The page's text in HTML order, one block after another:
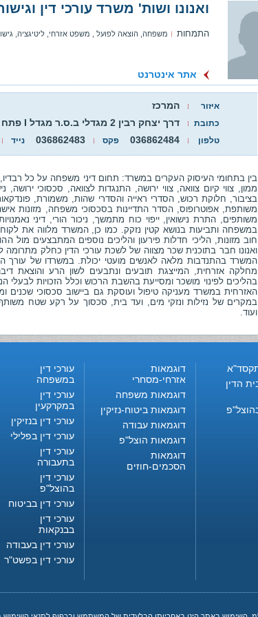
ואנונו ושות' משרד עורכי דין
התמחות משפחה, הוצאה לפועל , משפט אזרחי, ליטיגציה,
אתר אינטרנט
איזור המרכז
כתובת דרך יצחק רבין 2 מגדלי ב.ס.ר מגדל I פתח תקווה
טלפון 036862484 פקס נייד
בין בתחומי העיסוק העקרים במשרד: תחום דיני משפחה על כל רבדיו,
ממון, צווי קיום צוואה, צווי ירושה, התנגדות לצוואה, סכסוכי ירושה,
בציבור, חלוקת רכוש, הסדרי ראייה והסדרי שהות, משמורת,
משותפת, אפוטרופוס, הסדר התדיינות בסכסוכי משפחה, מזונות
משותפים, התרת נישואין, ייפוי כוח מתמשך, ניכור הורי, דיני
במשפחה ותביעות בנושא קטין נזקק. כמו כן, המשרד מלווה את
חוב מזונות, הליכי חדלות פירעון והליכים נוספים המתבצעים מול
ואנונו חבר בתוכנית שכר מצווה של לשכת עורכי הדין כחלק מתרומה
המשרד בהתנדבות מלאה לאנשים מועטי יכולת. במשרדו של עורך
מחלקה אזרחית, המייצגת תובעים ונתבעים לשון הרע והוצאת
בהליכים לפינוי מושכר ומסייעת בהשבת הרכוש וכלל הזכויות לבעלי
האזרחית במשרד מעניקה טיפול ועוסקת גם ביישוב סכסוכי שכנים
במקרים של נזילות ונזקי מים, ועד בית, סכסוך על רקע שטח
ועוד.
הדין
דוגמאות
אזרחי-מסחרי
דוגמאות משפחה
דוגמאות ביטוח-נזיקין
דוגמאות עבודה
דוגמאות הוצל"פ
דוגמאות
הסכמים-חוזים
עורכי דין
במשפחה
עורכי דין
במקרקעין
עורכי דין בנזיקין
עורכי דין בפלילי
עורכי דין
בתעבורה
עורכי דין
בהוצל"פ
עורכי דין בביטוח
עורכי דין
בבנקאות
עורכי דין בעבודה
עורכי דין בפשט"ר